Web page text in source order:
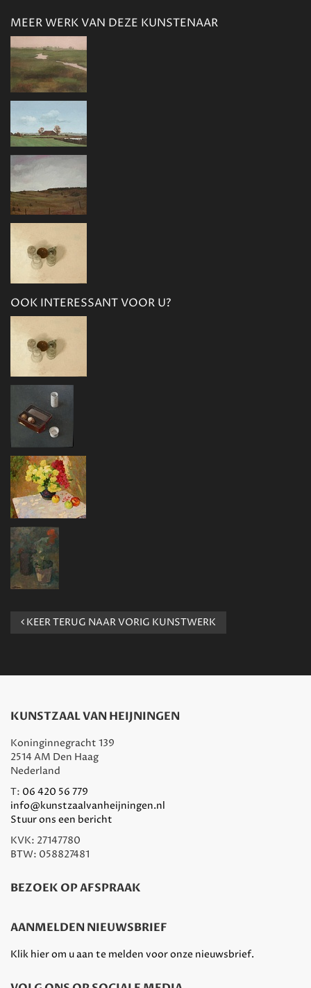
MEER WERK VAN DEZE KUNSTENAAR
OOK INTERESSANT VOOR U?
KEER TERUG NAAR VORIG KUNSTWERK
KUNSTZAAL VAN HEIJNINGEN
Koninginnegracht 139
2514 AM Den Haag
Nederland
T: 06 420 56 779
info@kunstzaalvanheijningen.nl
Stuur ons een bericht
KVK: 27147780
BTW: 058827481
BEZOEK OP AFSPRAAK
AANMELDEN NIEUWSBRIEF
Klik hier om u aan te melden voor onze nieuwsbrief.